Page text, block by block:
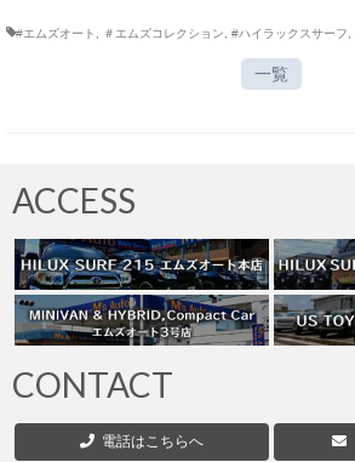
#エムズオート ＃エムズコレクション #ハイラックスサーフ
一覧
ACCESS
CONTACT
電話はこちらへ